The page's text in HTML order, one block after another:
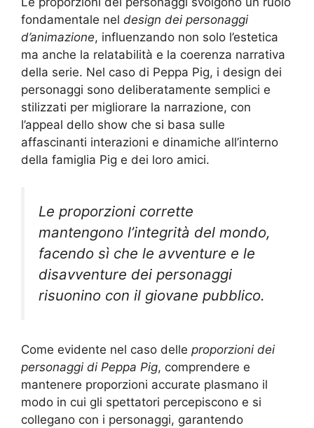
fondamentale nel design dei personaggi
d’animazione, influenzando non solo l’estetica
ma anche la relatabilità e la coerenza narrativa
della serie. Nel caso di Peppa Pig, i design dei
personaggi sono deliberatamente semplici e
stilizzati per migliorare la narrazione, con
l’appeal dello show che si basa sulle
affascinanti interazioni e dinamiche all’interno
della famiglia Pig e dei loro amici.
Le proporzioni corrette
mantengono l’integrità del mondo,
facendo sì che le avventure e le
disavventure dei personaggi
risuonino con il giovane pubblico.
Come evidente nel caso delle proporzioni dei
personaggi di Peppa Pig, comprendere e
mantenere proporzioni accurate plasmano il
modo in cui gli spettatori percepiscono e si
collegano con i personaggi, garantendo